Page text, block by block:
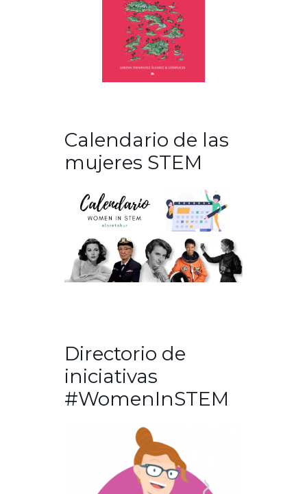
Calendario de las
mujeres STEM
Directorio de
iniciativas
#WomenInSTEM